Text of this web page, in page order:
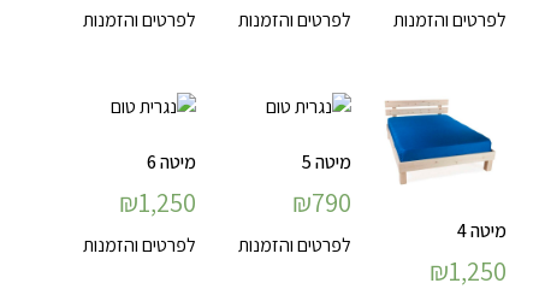
לפרטים והזמנות לפרטים והזמנות לפרטים והזמנות
מיטה 4
₪1,250
מיטה 5
₪790
לפרטים והזמנות
מיטה 6
₪1,250
לפרטים והזמנות